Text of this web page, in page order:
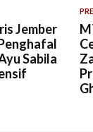
Jember
Sabila